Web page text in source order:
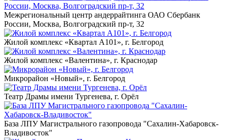
Межрегиональный центр андеррайтинга ОАО Сбербанк
России, Москва, Волгоградский пр-т, 32
Жилой комплекс «Квартал А101», г. Белгород
Жилой комплекс «Валентина», г. Краснодар
Микрорайон «Новый», г. Белгород
Театр Драмы имени Тургенева, г. Орёл
База ЛПУ Магистрального газопровода "Сахалин-Хабаровск-
Владивосток"